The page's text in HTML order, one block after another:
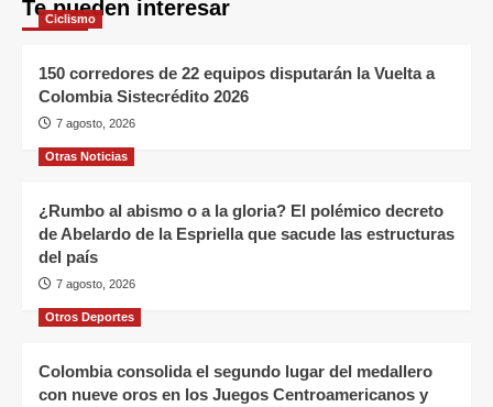
Te pueden interesar
Ciclismo
150 corredores de 22 equipos disputarán la Vuelta a
Colombia Sistecrédito 2026
7 agosto, 2026
Otras Noticias
¿Rumbo al abismo o a la gloria? El polémico decreto
de Abelardo de la Espriella que sacude las estructuras
del país
7 agosto, 2026
Otros Deportes
Colombia consolida el segundo lugar del medallero
con nueve oros en los Juegos Centroamericanos y